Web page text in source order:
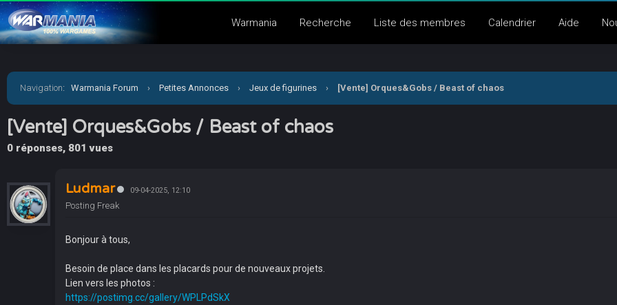
Warmania Recherche Liste des membres Calendrier Aide
Navigation: Warmania Forum › Petites Annonces › Jeux de figurines › [Vente] Orques&Gobs / Beast of chaos
[Vente] Orques&Gobs / Beast of chaos
0 réponses, 801 vues
Ludmar 09-04-2025, 12:10
Posting Freak
Bonjour à tous,
Besoin de place dans les placards pour de nouveaux projets.
Lien vers les photos :
https://postimg.cc/gallery/WPLPdSkX